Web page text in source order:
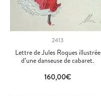
2413
Lettre de Jules Roques illustrée
d’une danseuse de cabaret.
160,00€